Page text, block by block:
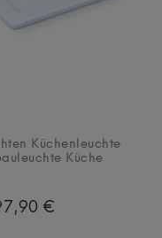
Küchenleuchte
Küche
€